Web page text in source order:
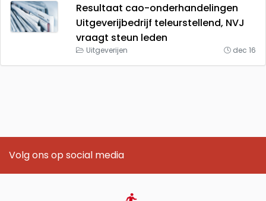
Resultaat cao-onderhandelingen
Uitgeverijbedrijf teleurstellend, NVJ
vraagt steun leden
Uitgeverijen dec 16
Volg ons op social media